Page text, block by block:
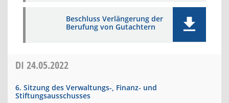
Beschluss Verlängerung der
Berufung von Gutachtern
DI 24.05.2022
6. Sitzung des Verwaltungs-, Finanz- und
Stiftungsausschusses